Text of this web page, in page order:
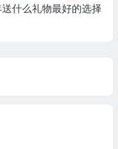
什么礼物最好的选择